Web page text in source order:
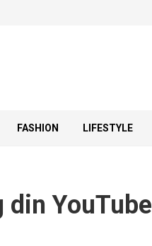
FASHION LIFESTYLE
YouTube